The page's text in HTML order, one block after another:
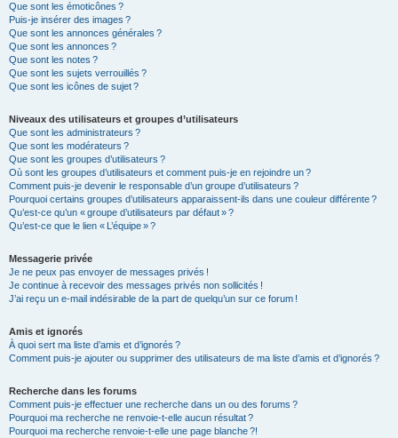
Que sont les émoticônes ?
Puis-je insérer des images ?
Que sont les annonces générales ?
Que sont les annonces ?
Que sont les notes ?
Que sont les sujets verrouillés ?
Que sont les icônes de sujet ?
Niveaux des utilisateurs et groupes d’utilisateurs
Que sont les administrateurs ?
Que sont les modérateurs ?
Que sont les groupes d’utilisateurs ?
Où sont les groupes d’utilisateurs et comment puis-je en rejoindre un ?
Comment puis-je devenir le responsable d’un groupe d’utilisateurs ?
Pourquoi certains groupes d’utilisateurs apparaissent-ils dans une couleur différente ?
Qu’est-ce qu’un « groupe d’utilisateurs par défaut » ?
Qu’est-ce que le lien « L’équipe » ?
Messagerie privée
Je ne peux pas envoyer de messages privés !
Je continue à recevoir des messages privés non sollicités !
J’ai reçu un e-mail indésirable de la part de quelqu’un sur ce forum !
Amis et ignorés
À quoi sert ma liste d’amis et d’ignorés ?
Comment puis-je ajouter ou supprimer des utilisateurs de ma liste d’amis et d’ignorés ?
Recherche dans les forums
Comment puis-je effectuer une recherche dans un ou des forums ?
Pourquoi ma recherche ne renvoie-t-elle aucun résultat ?
Pourquoi ma recherche renvoie-t-elle une page blanche ?!